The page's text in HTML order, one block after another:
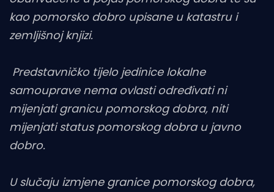
kao pomorsko dobro upisane u katastru i
zemljišnoj knjizi.
Predstavničko tijelo jedinice lokalne
samouprave nema ovlasti određivati ni
mijenjati granicu pomorskog dobra, niti
mijenjati status pomorskog dobra u javno
dobro.
U slučaju izmjene granice pomorskog dobra,